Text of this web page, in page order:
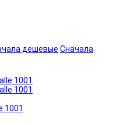
дешевые Сначала
1001